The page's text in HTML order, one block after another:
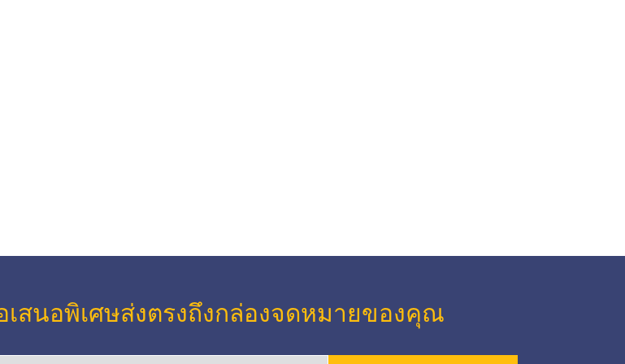
สนอพิเศษส่งตรงถึงกล่องจดหมายของคุณ